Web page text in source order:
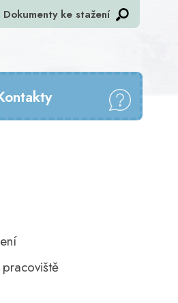
Dokumenty ke stažení